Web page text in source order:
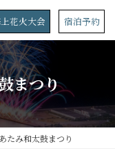
花火大会 宿泊予約
まつり
たみ和太鼓まつり